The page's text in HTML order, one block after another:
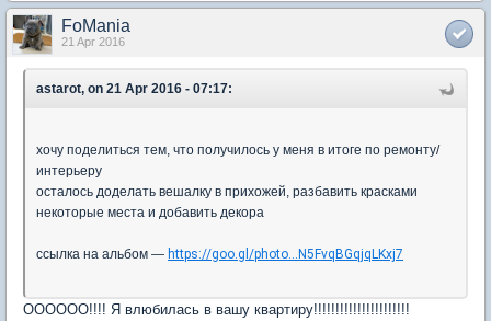
FoMania
21 Apr 2016
astarot, on 21 Apr 2016 - 07:17:
хочу поделиться тем, что получилось у меня в итоге по ремонту/
интерьеру
осталось доделать вешалку в прихожей, разбавить красками
некоторые места и добавить декора
ссылка на альбом — https://goo.gl/photo...N5FvqBGqjqLKxj7
ОООООО!!!! Я влюбилась в вашу квартиру!!!!!!!!!!!!!!!!!!!!!!